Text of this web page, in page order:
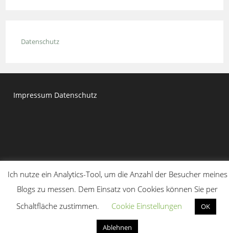
Datenschutz
Impressum Datenschutz
Copyright 2020 - Dr. Moritz Kirchner
Ich nutze ein Analytics-Tool, um die Anzahl der Besucher meines
Blogs zu messen. Dem Einsatz von Cookies können Sie per
Schaltfläche zustimmen.
Cookie Einstellungen OK
Ablehnen